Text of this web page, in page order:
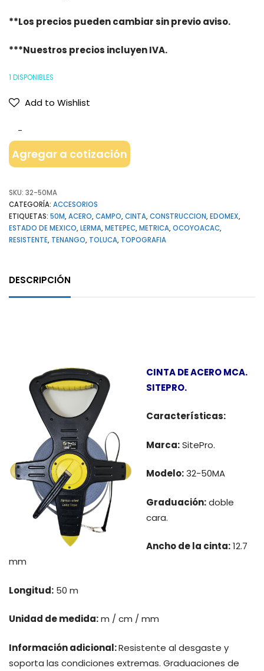
**Los precios pueden cambiar sin previo aviso.
***Nuestros precios incluyen IVA.
1 DISPONIBLES
Add to Wishlist
Agregar a cotización
SKU: 32-50MA
CATEGORÍA: ACCESORIOS
ETIQUETAS: 50M, ACERO, CAMPO, CINTA, CONSTRUCCION, EDOMEX,
ESTADO DE MEXICO, LERMA, METEPEC, METRICA, OCOYOACAC,
RESISTENTE, TENANGO, TOLUCA, TOPOGRAFIA
DESCRIPCIÓN
CINTA DE ACERO MCA.
SITEPRO.
Características:
Marca:SitePro.
Modelo:32-50MA
Graduación:doble
cara.
Ancho de la cinta:12.7
mm
Longitud: 50 m
Unidad de medida:m / cm / mm
Información adicional:Resistente al desgaste y
soporta las condiciones extremas. Graduaciones de